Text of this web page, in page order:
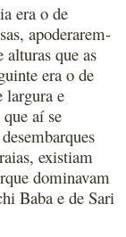
era o de
apoderarem-
alturas que as
era o de
largura e
aí se
existiam
dominavam
Baba e de Sari